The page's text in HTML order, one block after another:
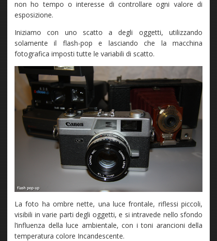
non ho tempo o interesse di controllare ogni valore di
esposizione.
Iniziamo con uno scatto a degli oggetti, utilizzando
solamente il flash-pop e lasciando che la macchina
fotografica imposti tutte le variabili di scatto.
La foto ha ombre nette, una luce frontale, riflessi piccoli,
visibili in varie parti degli oggetti, e si intravede nello sfondo
l’influenza della luce ambientale, con i toni arancioni della
temperatura colore Incandescente.